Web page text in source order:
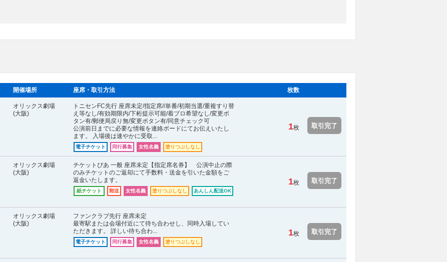
開催場所 座席・取引方法 枚数
オリックス劇場
(大阪)
トニセンFC先行 座席未定/指定席//単番/初期当選/重複すり替
え等なし/有効期限内/下桁提示可能/着ブロ希望なし/変更ボ
タン有/郵便局戻り無/変更ボタン有/同意チェック可
公演前日までに必要な情報を連絡ボードにてお伝えいたし
ます。 入場後は速やかに受取...
電子チケット 同行募集 女性名義 塗りつぶしなし
1枚 取引完了
オリックス劇場
(大阪)
チケットぴあ 一般 座席未定【指定席名券】 公演中止の際
のみチケットのご返却にて手数料・送金を引いた金額をご
返金いたします。
紙チケット 郵送 女性名義 塗りつぶしなし あんしん配送OK
1枚 取引完了
オリックス劇場
(大阪)
ファンクラブ先行 座席未定
最寄駅または会場付近にて待ち合わせし、同時入場してい
ただきます。 詳しい待ち合わ...
電子チケット 同行募集 女性名義 塗りつぶしなし
1枚 取引完了